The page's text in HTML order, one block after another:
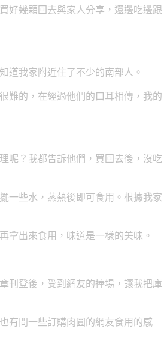
好幾顆回去與家人分享，還邊吃邊跟
道我家附近住了不少的南部人。
難的，在經過他們的口耳相傳，我的
呢？我都告訴他們，買回去後，沒吃
一些水，蒸熱後即可食用。根據我家
拿出來食用，味道是一樣的美味。
刊登後，受到網友的捧場， 讓我把庫
有問一些訂購肉圓的網友食用的感